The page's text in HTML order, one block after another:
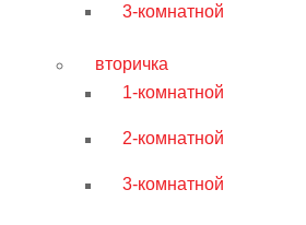
3-комнатной
вторичка
1-комнатной
2-комнатной
3-комнатной